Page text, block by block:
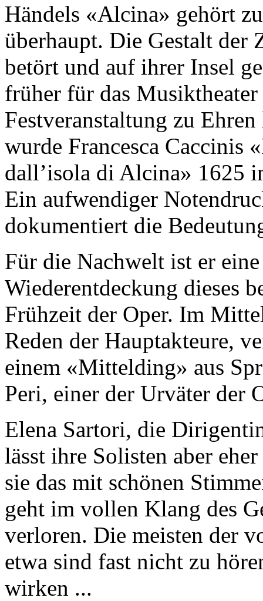
Händels «Alcina» gehört
überhaupt. Die Gestalt der
betört und auf ihrer Insel
früher für das
Festveranstaltung zu
wurde Francesca Caccinis
dall’isola di Alcina» 1625
Ein aufwendiger
dokumentiert die
Für die Nachwelt ist er
Wiederentdeckung dieses
Frühzeit der Oper. Im
Reden der Hauptakteure,
einem «Mittelding» aus
Peri, einer der Urväter der
Elena Sartori, die
lässt ihre Solisten aber
sie das mit schönen
geht im vollen Klang des
verloren. Die meisten der
etwa sind fast nicht zu
wirken ...